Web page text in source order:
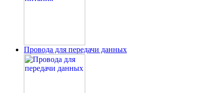
Провода для передачи данных